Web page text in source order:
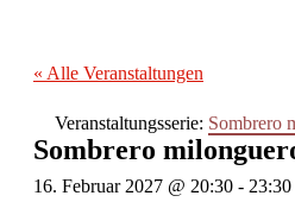
« Alle Veranstaltungen
Veranstaltungsserie: Sombrero
Sombrero
16. Februar 2027 @ 20:30 - 23:30